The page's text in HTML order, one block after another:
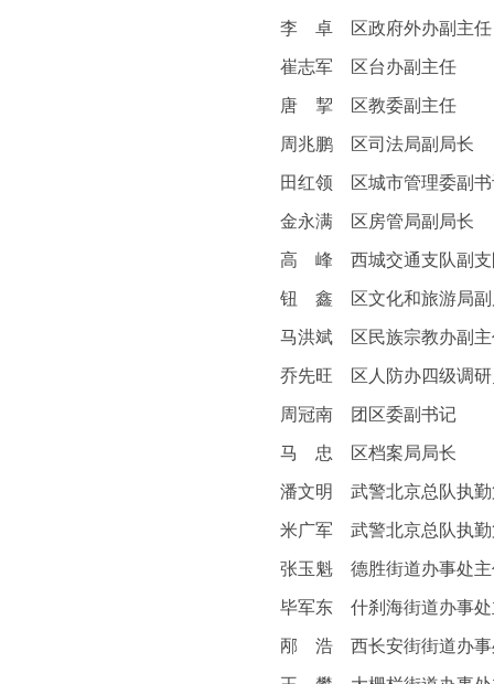
李 卓 区政府外办副主任
崔志军 区台办副主任
唐 挈 区教委副主任
周兆鹏 区司法局副局长
田红领 区城市管理委副书
金永满 区房管局副局长
高 峰 西城交通支队副支
钮 鑫 区文化和旅游局副
马洪斌 区民族宗教办副主
乔先旺 区人防办四级调研
周冠南 团区委副书记
马 忠 区档案局局长
潘文明 武警北京总队执勤第
米广军 武警北京总队执勤第
张玉魁 德胜街道办事处主
毕军东 什刹海街道办事处
邴 浩 西长安街街道办事